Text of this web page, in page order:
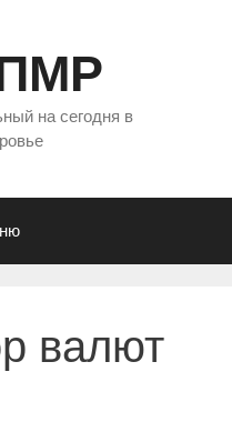
на сегодня в
валют